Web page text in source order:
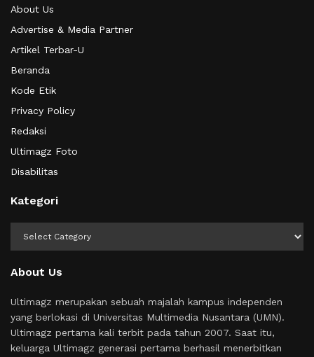
About Us
Advertise & Media Partner
Artikel Terbar-U
Beranda
Kode Etik
Privacy Policy
Redaksi
Ultimagz Foto
Disabilitas
Kategori
About Us
Ultimagz merupakan sebuah majalah kampus independen
yang berlokasi di Universitas Multimedia Nusantara (UMN).
Ultimagz pertama kali terbit pada tahun 2007. Saat itu,
keluarga Ultimagz generasi pertama berhasil menerbitkan